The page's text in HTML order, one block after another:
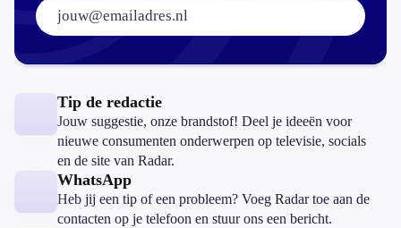
Tip de redactie
Jouw suggestie, onze brandstof! Deel je ideeën voor
nieuwe consumenten onderwerpen op televisie, socials
en de site van Radar.
WhatsApp
Heb jij een tip of een probleem? Voeg Radar toe aan de
contacten op je telefoon en stuur ons een bericht.